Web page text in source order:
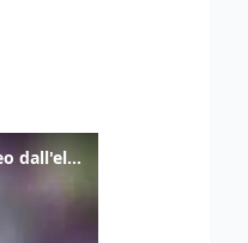
Frana lambisce le case di Auronzo, il video dall'elicottero dei vigili del fuoco